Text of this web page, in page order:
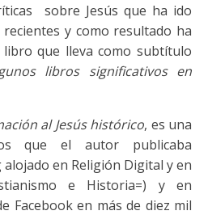
sobre Jesús que ha ido
y como resultado ha
que lleva como subtítulo
libros significativos en
al Jesús histórico, es una
que el autor publicaba
en Religión Digital y en
e Historia=) y en
Facebook en más de diez mil